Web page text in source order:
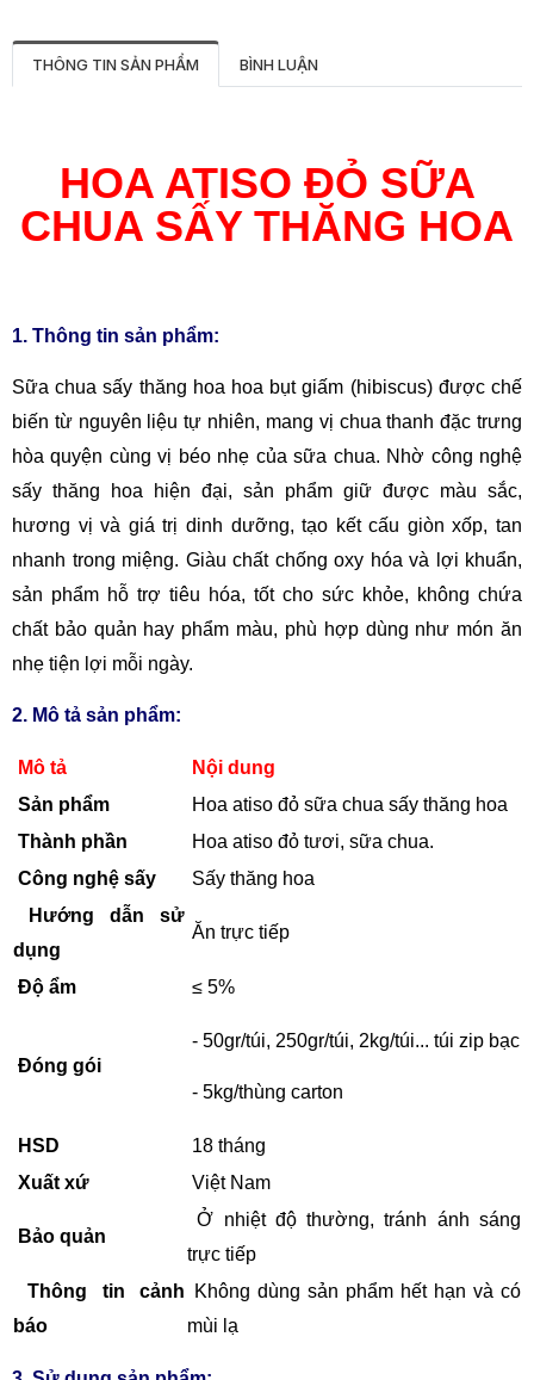
THÔNG TIN SẢN PHẨM BÌNH LUẬN
HOA ATISO ĐỎ SỮA
CHUA SẤY THĂNG HOA
1. Thông tin sản phẩm:
Sữa chua sấy thăng hoa hoa bụt giấm (hibiscus) được chế
biến từ nguyên liệu tự nhiên, mang vị chua thanh đặc trưng
hòa quyện cùng vị béo nhẹ của sữa chua. Nhờ công nghệ
sấy thăng hoa hiện đại, sản phẩm giữ được màu sắc,
hương vị và giá trị dinh dưỡng, tạo kết cấu giòn xốp, tan
nhanh trong miệng. Giàu chất chống oxy hóa và lợi khuẩn,
sản phẩm hỗ trợ tiêu hóa, tốt cho sức khỏe, không chứa
chất bảo quản hay phẩm màu, phù hợp dùng như món ăn
nhẹ tiện lợi mỗi ngày.
2. Mô tả sản phẩm:
Mô tả
Nội dung
Sản phẩm
Hoa atiso đỏ sữa chua sấy thăng hoa
Thành phần
Hoa atiso đỏ tươi, sữa chua.
Công nghệ sấy
Sấy thăng hoa
Hướng dẫn sử
dụng
Ăn trực tiếp
Độ ẩm ≤ 5%
Đóng gói
- 50gr/túi, 250gr/túi, 2kg/túi... túi zip bạc
- 5kg/thùng carton
HSD
18 tháng
Xuất xứ
Việt Nam
Bảo quản
Ở nhiệt độ thường, tránh ánh sáng
trực tiếp
Thông tin cảnh
báo
Không dùng sản phẩm hết hạn và có
mùi lạ